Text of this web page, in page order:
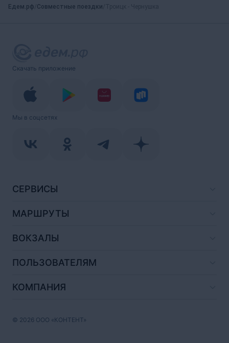
Едем.рф Совместные поездки
Скачать приложение
Мы в соцсетях
© 2026 ООО «КОНТЕНТ»
СЕРВИСЫ
МАРШРУТЫ
ВОКЗАЛЫ
ПОЛЬЗОВАТЕЛЯМ
КОМПАНИЯ